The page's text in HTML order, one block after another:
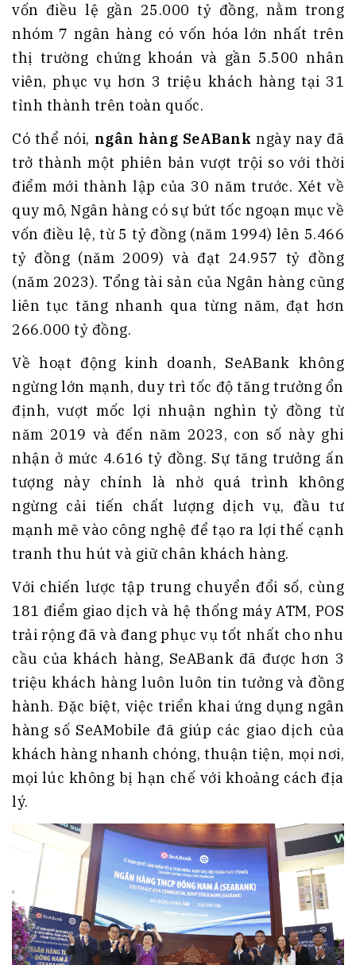
vốn điều lệ gần 25.000 tỷ đồng, nằm trong
nhóm 7 ngân hàng có vốn hóa lớn nhất trên
thị trường chứng khoán và gần 5.500 nhân
viên, phục vụ hơn 3 triệu khách hàng tại 31
tỉnh thành trên toàn quốc.
Có thể nói, ngân hàng SeABank ngày nay đã
trở thành một phiên bản vượt trội so với thời
điểm mới thành lập của 30 năm trước. Xét về
quy mô, Ngân hàng có sự bứt tốc ngoạn mục về
vốn điều lệ, từ 5 tỷ đồng (năm 1994) lên 5.466
tỷ đồng (năm 2009) và đạt 24.957 tỷ đồng
(năm 2023). Tổng tài sản của Ngân hàng cũng
liên tục tăng nhanh qua từng năm, đạt hơn
266.000 tỷ đồng.
Về hoạt động kinh doanh, SeABank không
ngừng lớn mạnh, duy trì tốc độ tăng trưởng ổn
định, vượt mốc lợi nhuận nghìn tỷ đồng từ
năm 2019 và đến năm 2023, con số này ghi
nhận ở mức 4.616 tỷ đồng. Sự tăng trưởng ấn
tượng này chính là nhờ quá trình không
ngừng cải tiến chất lượng dịch vụ, đầu tư
mạnh mẽ vào công nghệ để tạo ra lợi thế cạnh
tranh thu hút và giữ chân khách hàng.
Với chiến lược tập trung chuyển đổi số, cùng
181 điểm giao dịch và hệ thống máy ATM, POS
trải rộng đã và đang phục vụ tốt nhất cho nhu
cầu của khách hàng, SeABank đã được hơn 3
triệu khách hàng luôn luôn tin tưởng và đồng
hành. Đặc biệt, việc triển khai ứng dụng ngân
hàng số SeAMobile đã giúp các giao dịch của
khách hàng nhanh chóng, thuận tiện, mọi nơi,
mọi lúc không bị hạn chế với khoảng cách địa
lý.